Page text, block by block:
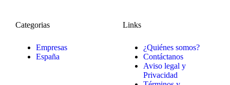
Categorias
Empresas
España
Links
¿Quiénes somos?
Contáctanos
Aviso legal y
Privacidad